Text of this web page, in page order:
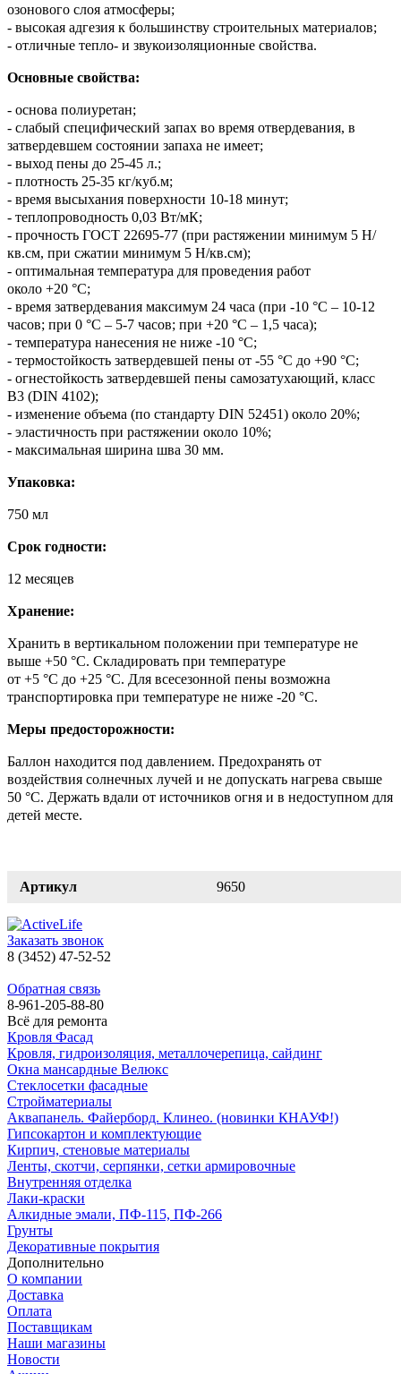
озонового слоя атмосферы;
- высокая адгезия к большинству строительных материалов;
- отличные тепло- и звукоизоляционные свойства.
Основные свойства:
- основа полиуретан;
- слабый специфический запах во время отвердевания, в
затвердевшем состоянии запаха не имеет;
- выход пены до 25-45 л.;
- плотность 25-35 кг/куб.м;
- время высыхания поверхности 10-18 минут;
- теплопроводность 0,03 Вт/мК;
- прочность ГОСТ 22695-77 (при растяжении минимум 5 Н/
кв.см, при сжатии минимум 5 Н/кв.см);
- оптимальная температура для проведения работ
около +20 °C;
- время затвердевания максимум 24 часа (при -10 °С – 10-12
часов; при 0 °С – 5-7 часов; при +20 °С – 1,5 часа);
- температура нанесения не ниже -10 °С;
- термостойкость затвердевшей пены от -55 °С до +90 °С;
- огнестойкость затвердевшей пены самозатухающий, класс
В3 (DIN 4102);
- изменение объема (по стандарту DIN 52451) около 20%;
- эластичность при растяжении около 10%;
- максимальная ширина шва 30 мм.
Упаковка:
750 мл
Срок годности:
12 месяцев
Хранение:
Хранить в вертикальном положении при температуре не
выше +50 °С. Складировать при температуре
от +5 °С до +25 °С. Для всесезонной пены возможна
транспортировка при температуре не ниже -20 °С.
Меры предосторожности:
Баллон находится под давлением. Предохранять от
воздействия солнечных лучей и не допускать нагрева свыше
50 °С. Держать вдали от источников огня и в недоступном для
детей месте.
Артикул 9650
Заказать звонок
8 (3452) 47-52-52
Обратная связь
8-961-205-88-80
Всё для ремонта
Кровля Фасад
Кровля, гидроизоляция, металлочерепица, сайдинг
Окна мансардные Велюкс
Стеклосетки фасадные
Стройматериалы
Аквапанель. Файерборд. Клинео. (новинки КНАУФ!)
Гипсокартон и комплектующие
Кирпич, стеновые материалы
Ленты, скотчи, серпянки, сетки армировочные
Внутренняя отделка
Лаки-краски
Алкидные эмали, ПФ-115, ПФ-266
Грунты
Декоративные покрытия
Дополнительно
О компании
Доставка
Оплата
Поставщикам
Наши магазины
Новости